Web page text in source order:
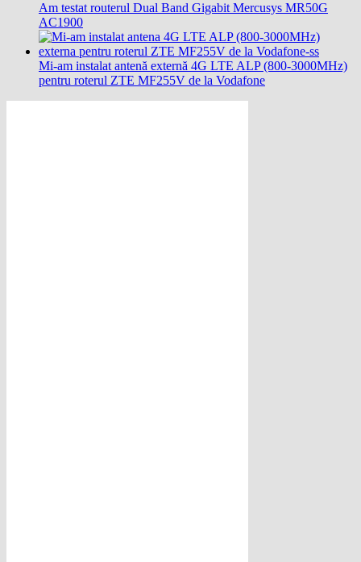
Am testat routerul Dual Band Gigabit Mercusys MR50G
AC1900
Mi-am instalat antenă externă 4G LTE ALP (800-3000MHz)
pentru roterul ZTE MF255V de la Vodafone